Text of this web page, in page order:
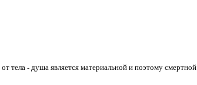
тела - душа является материальной и поэтому смертной